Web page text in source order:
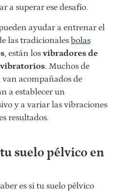
a superar ese desafío.
ayudar a entrenar el
las tradicionales bolas
, están los vibradores de
vibratorios. Muchos de
van acompañados de
a establecer un
y a variar las vibraciones
resultados.
suelo pélvico en
es si tu suelo pélvico